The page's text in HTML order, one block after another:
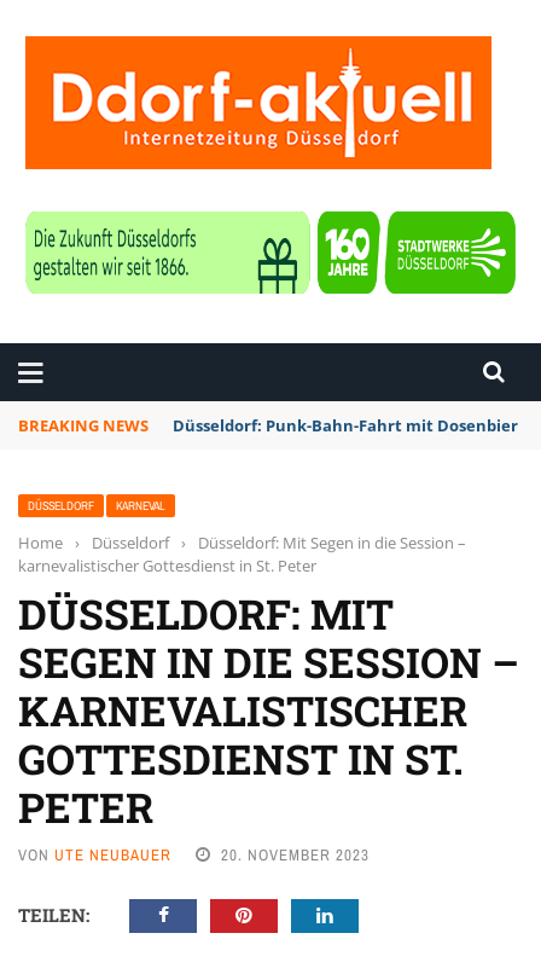
BREAKING NEWS Düsseldorf: Punk-Bahn-Fahrt mit Dosenbier
DÜSSELDORF KARNEVAL
Home › Düsseldorf ›
Düsseldorf: Mit Segen in die Session –
karnevalistischer Gottesdienst in St. Peter
DÜSSELDORF: MIT
SEGEN IN DIE SESSION –
KARNEVALISTISCHER
GOTTESDIENST IN ST.
PETER
VON UTE NEUBAUER 20. NOVEMBER 2023
TEILEN: